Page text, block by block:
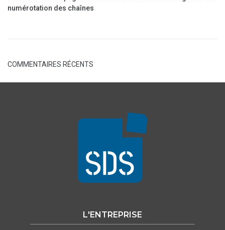
numérotation des chaînes
COMMENTAIRES RÉCENTS
L'ENTREPRISE